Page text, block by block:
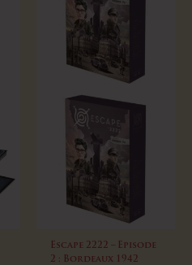
Escape 2222 – Episode
2 : Bordeaux 1942